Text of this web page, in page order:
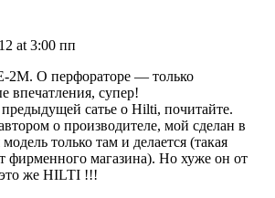
at 3:00 пп
2М. О перфораторе — только
впечатления, супер!
сатье о Hilti, почитайте.
о производителе, мой сделан в
только там и делается (такая
фирменного магазина). Но хуже он от
это же HILTI !!!